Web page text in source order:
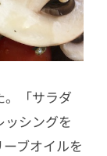
。「サラダ
シングを
ブオイルを